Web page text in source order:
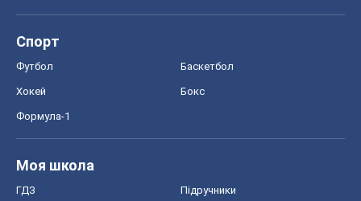
Спорт
Футбол Баскетбол
Хокей Бокс
Формула-1
Моя школа
ГДЗ Підручники